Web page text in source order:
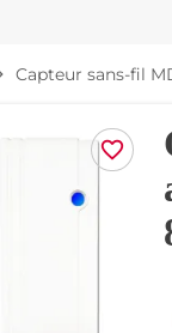
Capteur sans-fil
favorite_border